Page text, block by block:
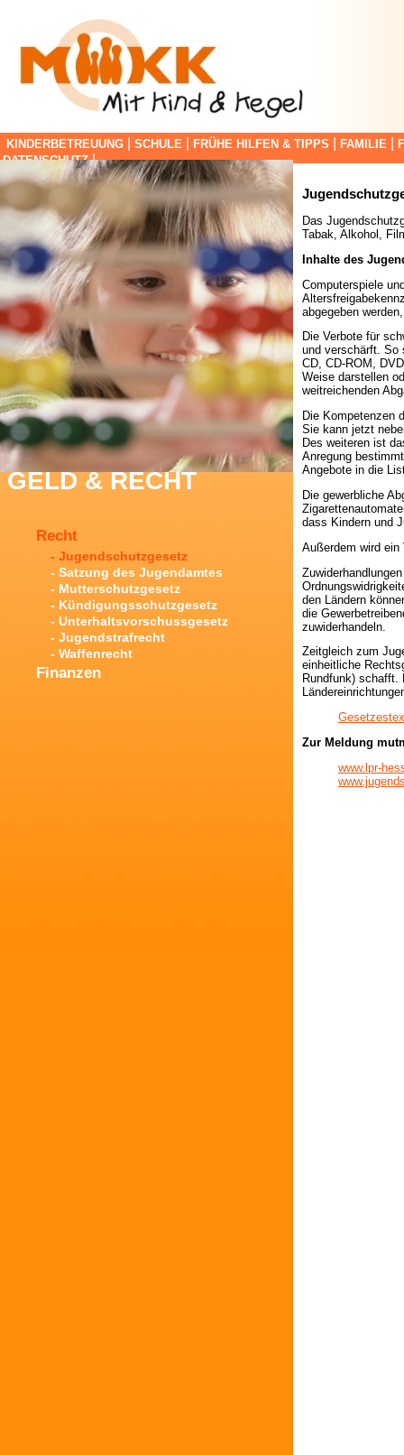
KINDERBETREUUNG SCHULE FRÜHE HILFEN & TIPPS FAMILIE
DATENSCHUTZ|
GELD & RECHT
Recht
- Jugendschutzgesetz
- Satzung des Jugendamtes
- Mutterschutzgesetz
- Kündigungsschutzgesetz
- Unterhaltsvorschussgesetz
- Jugendstrafrecht
- Waffenrecht
Finanzen
Das
Tabak, Alkohol,
Inhalte des
Computerspiele
abgegeben
Die Verbote für
und verschärft. So
CD, CD-ROM,
Weise darstellen
weitreichenden
Die Kompetenzen
Sie kann jetzt
Des weiteren ist
Anregung
Angebote in die
Die gewerbliche
dass Kindern und
Außerdem wird ein
den Ländern
die
zuwiderhandeln.
Zeitgleich zum
einheitliche
Rundfunk) schafft.
Zur Meldung
www.lpr-